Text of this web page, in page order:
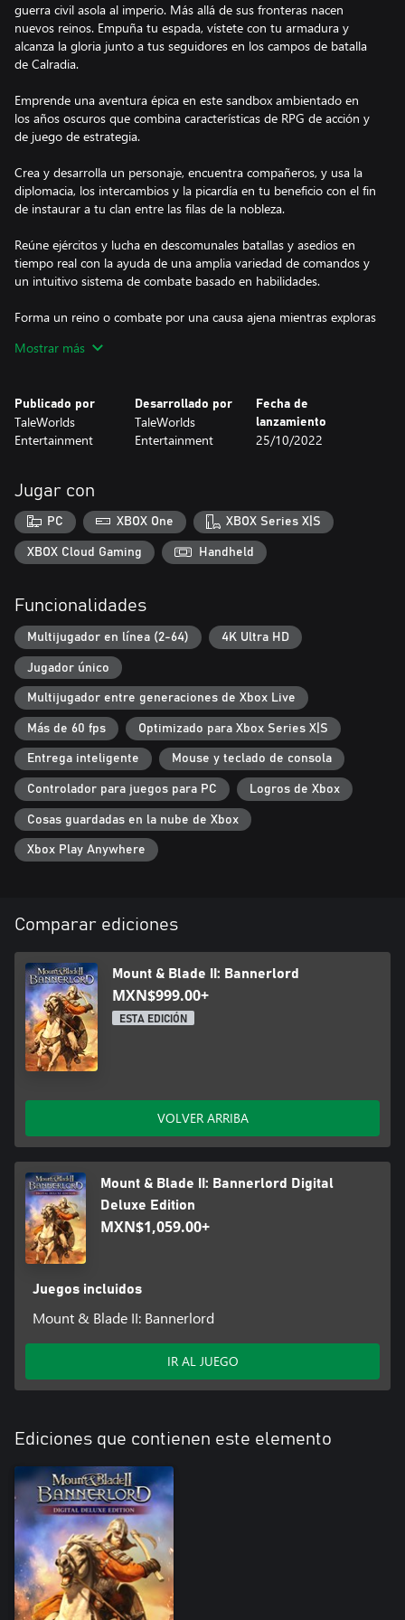
guerra civil asola al imperio. Más allá de sus fronteras nacen
nuevos reinos. Empuña tu espada, vístete con tu armadura y
alcanza la gloria junto a tus seguidores en los campos de batalla
de Calradia.
Emprende una aventura épica en este sandbox ambientado en
los años oscuros que combina características de RPG de acción y
de juego de estrategia.
Crea y desarrolla un personaje, encuentra compañeros, y usa la
diplomacia, los intercambios y la picardía en tu beneficio con el fin
de instaurar a tu clan entre las filas de la nobleza.
Reúne ejércitos y lucha en descomunales batallas y asedios en
tiempo real con la ayuda de una amplia variedad de comandos y
un intuitivo sistema de combate basado en habilidades.
Forma un reino o combate por una causa ajena mientras exploras
esta precuela del título elogiado por la crítica, Mount & Blade:
Mostrar más
Publicado por
TaleWorlds
Entertainment
Desarrollado por
TaleWorlds
Entertainment
Fecha de
lanzamiento
25/10/2022
Jugar con
PC XBOX One XBOX Series X|S
XBOX Cloud Gaming Handheld
Funcionalidades
Multijugador en línea (2-64) 4K Ultra HD
Jugador único
Multijugador entre generaciones de Xbox Live
Más de 60 fps Optimizado para Xbox Series X|S
Entrega inteligente Mouse y teclado de consola
Controlador para juegos para PC Logros de Xbox
Cosas guardadas en la nube de Xbox
Xbox Play Anywhere
Comparar ediciones
Mount & Blade II: Bannerlord
MXN$999.00+
ESTA EDICIÓN
VOLVER ARRIBA
Mount & Blade II: Bannerlord Digital
Deluxe Edition
MXN$1,059.00+
Juegos incluidos
Mount & Blade II: Bannerlord
IR AL JUEGO
Ediciones que contienen este elemento